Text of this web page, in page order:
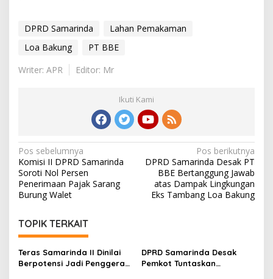
DPRD Samarinda
Lahan Pemakaman
Loa Bakung
PT BBE
Writer: APR
Editor: Mr
Ikuti Kami
Navigasi
pos
Pos sebelumnya
Komisi II DPRD Samarinda
Soroti Nol Persen
Penerimaan Pajak Sarang
Burung Walet
Pos berikutnya
DPRD Samarinda Desak PT
BBE Bertanggung Jawab
atas Dampak Lingkungan
Eks Tambang Loa Bakung
TOPIK TERKAIT
Teras Samarinda II Dinilai
Berpotensi Jadi Penggerak
DPRD Samarinda Desak
Pemkot Tuntaskan